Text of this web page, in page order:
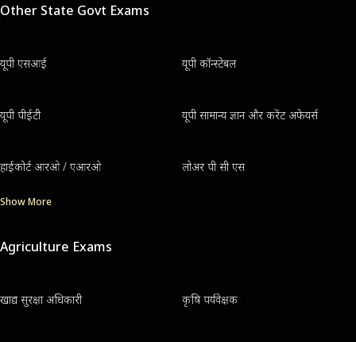
Other State Govt Exams
यूपी एसआई यूपी कॉन्स्टेबल
यूपी पीईटी यूपी सामान्य ज्ञान और करेंट अफेयर्स
हाईकोर्ट आरओ / एआरओ लोअर पी सी एस
Show More
Agriculture Exams
खाद्य सुरक्षा अधिकारी कृषि पर्यवेक्षक